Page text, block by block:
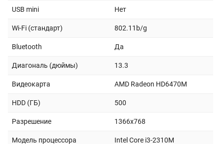
USB mini Нет
Wi-Fi (стандарт) 802.11b/g
Bluetooth Да
Диагональ (дюймы) 13.3
Видеокарта AMD Radeon HD6470M
HDD (ГБ) 500
Разрешение 1366x768
Модель процессора Intel Core i3-2310M